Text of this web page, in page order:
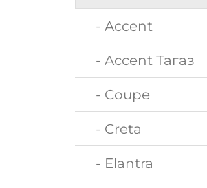
- Accent
- Accent Тагаз
- Coupe
- Creta
- Elantra